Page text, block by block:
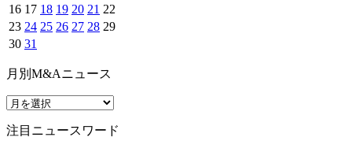
16 17 18 19 20 21 22
23 24 25 26 27 28 29
30 31
月別M&Aニュース
注目ニュースワード